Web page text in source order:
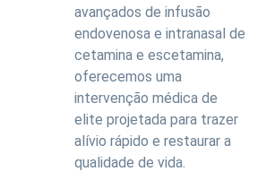
avançados de infusão
endovenosa e intranasal de
cetamina e escetamina,
oferecemos uma
intervenção médica de
elite projetada para trazer
alívio rápido e restaurar a
qualidade de vida.